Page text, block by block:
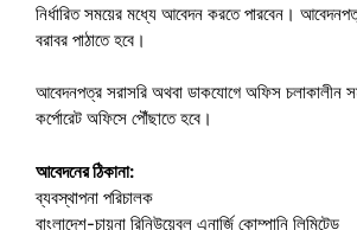
নির্ধারিত সময়ের মধ্যে আবেদন করতে পারবেন।
বরাবর পাঠাতে হবে।
আবেদনপত্র সরাসরি অথবা ডাকযোগে অফিস চলাকালীন
কর্পোরেট অফিসে পৌঁছাতে হবে।
আবেদনের ঠিকানা:
ব্যবস্থাপনা পরিচালক
বাংলাদেশ-চায়না রিনিউয়েবল এনার্জি কোম্পানি লিমিটেড